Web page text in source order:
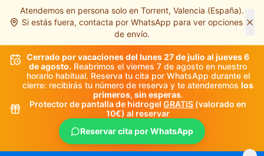
Saltar al contenido principal
Atendemos en persona solo en Torrent, Valencia (España).
Si estás fuera, contacta por WhatsApp para ver opciones
de envío.
Cerrado por vacaciones del lunes 27 de julio al jueves 6
de agosto. Reabrimos el viernes 7 de agosto en nuestro
horario habitual. Reserva tu cita por WhatsApp durante el
cierre: recibirás tu número de reserva y te atenderemos los
primeros, sin esperas.
Protector de pantalla de hidrogel GRATIS (valorado en
10€) al reservar
Reservar cita por WhatsApp